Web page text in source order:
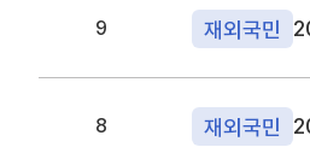
정
9 재외국민
8 재외국민